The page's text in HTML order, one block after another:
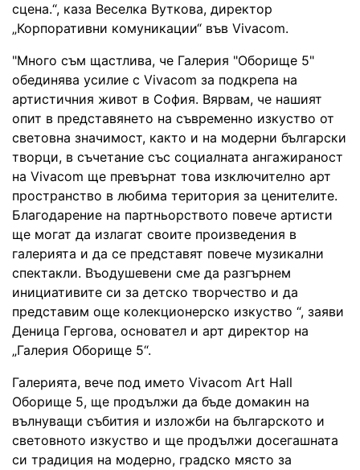
сцена.“, каза Веселка Вуткова, директор
„Корпоративни комуникации“ във Vivacom.
"Много съм щастлива, че Галерия "Оборище 5"
обединява усилие с Vivacom за подкрепа на
артистичния живот в София. Вярвам, чe нашият
опит в представянето на съвременно изкуство от
световна значимост, както и на модерни български
творци, в съчетание със социалната ангажираност
на Vivacom ще превърнат това изключително арт
пространство в любима територия за ценителите.
Благодарение на партньорството повече артисти
ще могат да излагат своите произведения в
галерията и да се представят повече музикални
спектакли. Въодушевени сме да разгърнем
инициативите си за детско творчество и да
представим още колекционерско изкуство “, заяви
Деница Гергова, основател и арт директор на
„Галерия Оборище 5“.
Галерията, вече под името Vivacom Art Hall
Оборище 5, ще продължи да бъде домакин на
вълнуващи събития и изложби на българското и
световното изкуство и ще продължи досегашната
си традиция на модерно, градско място за